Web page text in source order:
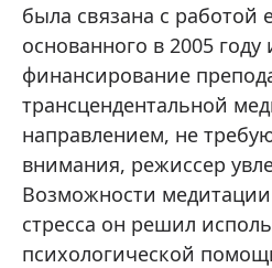
была связана с работой
основанного в 2005
финансирование
трансцендентальной
направлением, не
внимания, режиссер
Возможности
стресса он решил
психологической